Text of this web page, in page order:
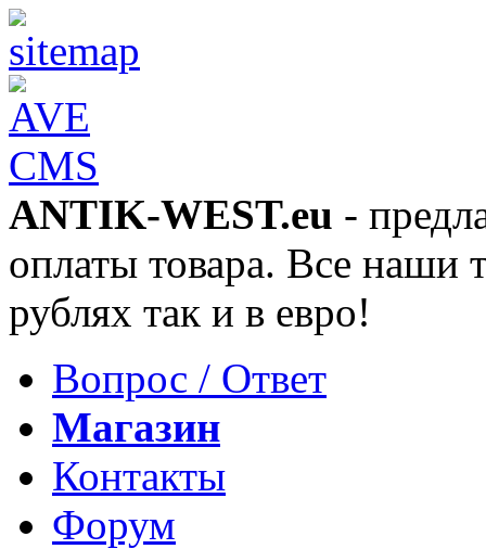
ANTIK-WEST.eu -
оплаты товара. Все наши
рублях так и в евро!
Вопрос / Ответ
Магазин
Контакты
Форум